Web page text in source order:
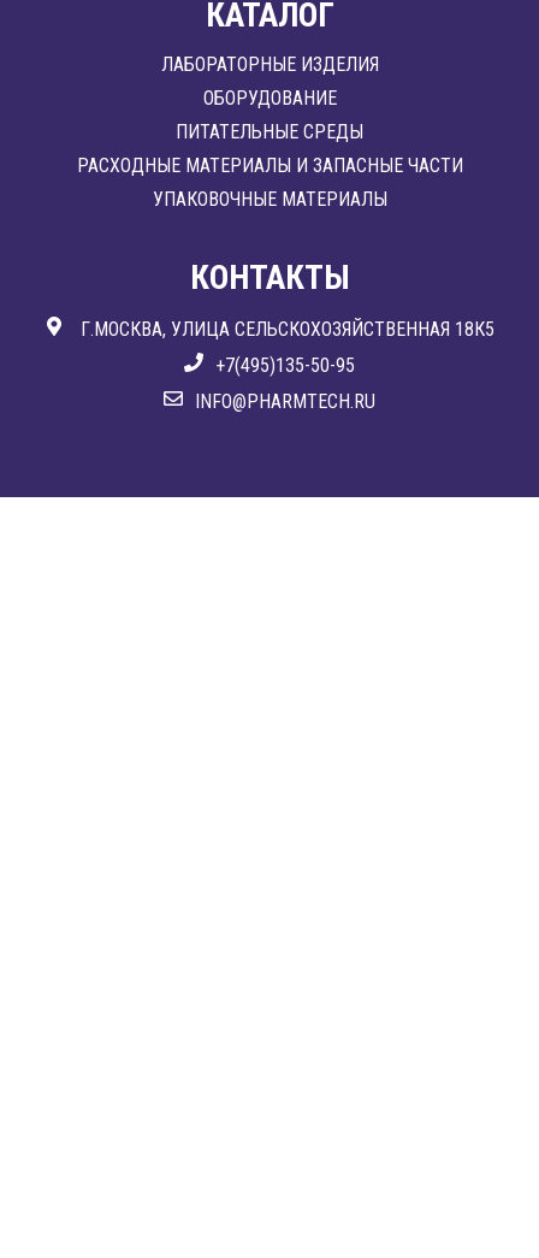
КАТАЛОГ
ЛАБОРАТОРНЫЕ ИЗДЕЛИЯ
ОБОРУДОВАНИЕ
ПИТАТЕЛЬНЫЕ СРЕДЫ
РАСХОДНЫЕ МАТЕРИАЛЫ И ЗАПАСНЫЕ ЧАСТИ
УПАКОВОЧНЫЕ МАТЕРИАЛЫ
КОНТАКТЫ
Г.МОСКВА, УЛИЦА СЕЛЬСКОХОЗЯЙСТВЕННАЯ 18К5
+7(495)135-50-95
INFO@PHARMTECH.RU